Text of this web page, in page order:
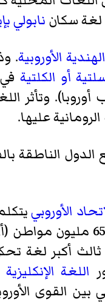
لغة سكان نابولي
الأوروبية.
أو الكلتية
وتأثر
عليها.
الناطقة
الأوروبي
اللغة الإنكليزية
القوى